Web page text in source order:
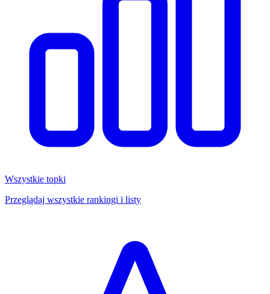
Wszystkie topki
Przeglądaj wszystkie rankingi i listy